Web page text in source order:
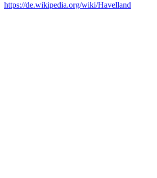
https://de.wikipedia.org/wiki/Havelland